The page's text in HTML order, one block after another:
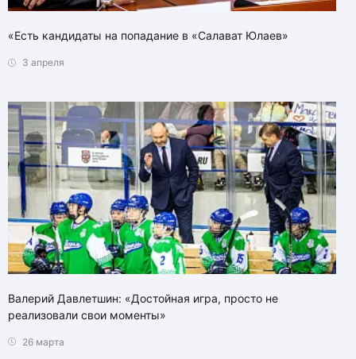
«Есть кандидаты на попадание в «Салават Юлаев»
3 апреля
Валерий Давлетшин: «Достойная игра, просто не
реализовали свои моменты»
26 марта